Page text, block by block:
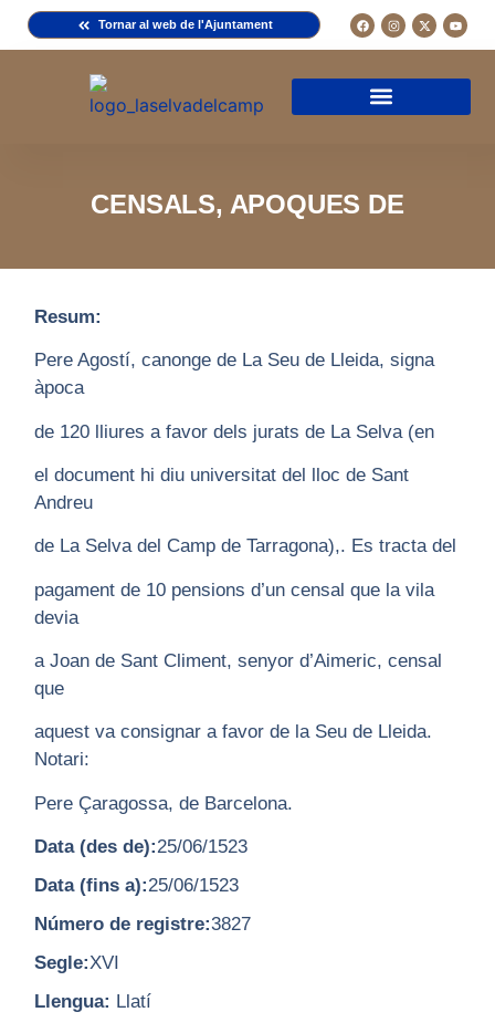
Tornar al web de l'Ajuntament
CENSALS, APOQUES DE
Resum:
Pere Agostí, canonge de La Seu de Lleida, signa
àpoca
de 120 lliures a favor dels jurats de La Selva (en
el document hi diu universitat del lloc de Sant
Andreu
de La Selva del Camp de Tarragona),. Es tracta del
pagament de 10 pensions d’un censal que la vila
devia
a Joan de Sant Climent, senyor d’Aimeric, censal
que
aquest va consignar a favor de la Seu de Lleida.
Notari:
Pere Çaragossa, de Barcelona.
Data (des de):25/06/1523
Data (fins a):25/06/1523
Número de registre:3827
Segle:XVI
Llengua: Llatí